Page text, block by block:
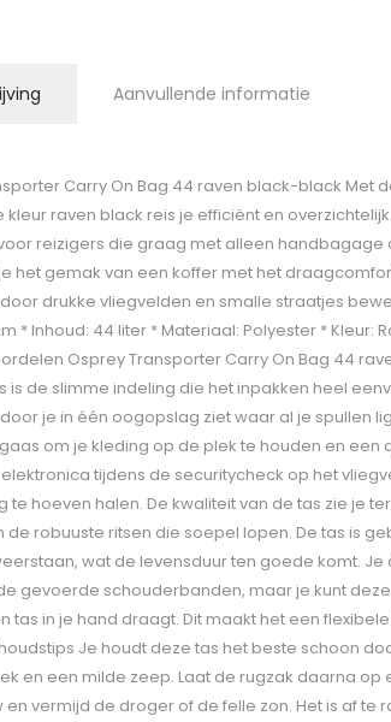
Aanvullende informatie
Carry On Bag 44 raven black-black Met
kleur raven black reis je efficiënt en
reizigers die graag met alleen handbagage
het gemak van een koffer met het
drukke vliegvelden en smalle straatjes
* Inhoud: 44 liter * Materiaal: Polyester * Kleur:
Osprey Transporter Carry On Bag 44
is de slimme indeling die het inpakken heel
je in één oogopslag ziet waar al je spullen
om je kleding op de plek te houden en een
tijdens de securitycheck op het
te hoeven halen. De kwaliteit van de tas zie je
de robuuste ritsen die soepel lopen. De tas is
wat de levensduur ten goede komt.
gevoerde schouderbanden, maar je kunt
tas in je hand draagt. Dit maakt het een
Je houdt deze tas het beste schoon
en een milde zeep. Laat de rugzak daarna op
en vermijd de droger of de felle zon. Het is af te